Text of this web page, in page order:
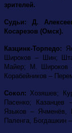
зрителей.
Судьи: Д.
Косарезов (Омск).
Казцинк-Торпедо:
Широков – Шин;
Майер; М. Широков
Корабейников –
Сокол: Хозяшев;
Пасенко;
Языков – Ячменёв,
Паленга, Богдашкин